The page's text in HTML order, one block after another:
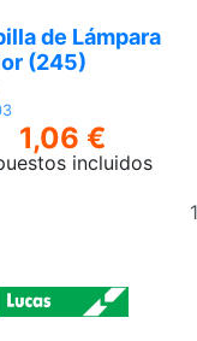
de Lámpara
(245)
1,06 €
incluidos